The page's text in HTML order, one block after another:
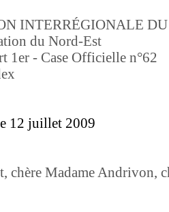
INTERRÉGIONALE
du Nord-Est
1er - Case Officielle n°62
12 juillet 2009
chère Madame Andrivon,